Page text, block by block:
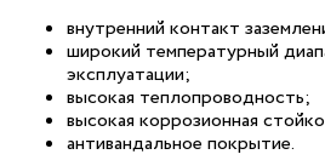
внутренний контакт
широкий температурный
эксплуатации;
высокая теплопроводность;
высокая коррозионная
антивандальное покрытие.